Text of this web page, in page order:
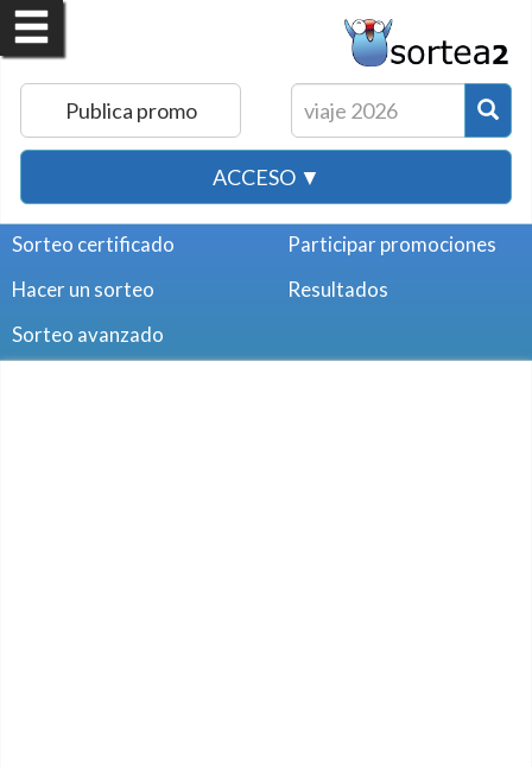
Publica promo
ACCESO ▼
Sorteo certificado
Hacer un sorteo
Sorteo avanzado
Participar promociones
Resultados